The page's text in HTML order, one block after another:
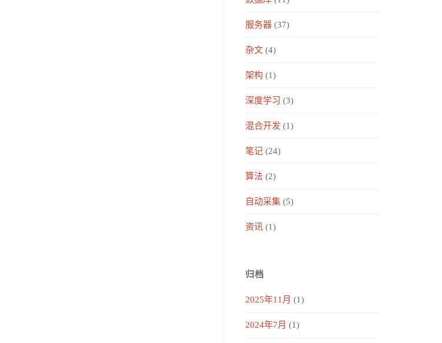
服务器 (37)
杂文 (4)
架构 (1)
深度学习 (3)
混合开发 (1)
笔记 (24)
算法 (2)
自动采集 (5)
资讯 (1)
归档
2025年11月 (1)
2024年7月 (1)